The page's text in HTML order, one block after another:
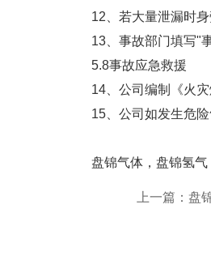
12、若大量泄漏时
13、事故部门填写"
5.8事故应急救援
14、公司编制《火
15、公司如发生危
盘锦气体，盘锦氢
上一篇：盘